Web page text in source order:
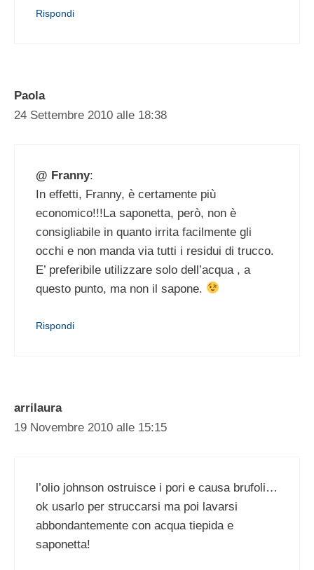
Rispondi
Paola
24 Settembre 2010 alle 18:38
@ Franny:
In effetti, Franny, è certamente più
economico!!!La saponetta, però, non è
consigliabile in quanto irrita facilmente gli
occhi e non manda via tutti i residui di trucco.
E’ preferibile utilizzare solo dell’acqua , a
questo punto, ma non il sapone.
Rispondi
arrilaura
19 Novembre 2010 alle 15:15
l’olio johnson ostruisce i pori e causa brufoli…
ok usarlo per struccarsi ma poi lavarsi
abbondantemente con acqua tiepida e
saponetta!